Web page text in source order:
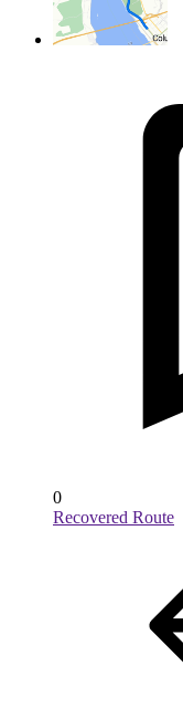
0
Recovered Route